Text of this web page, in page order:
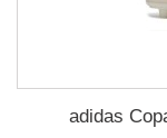
adidas